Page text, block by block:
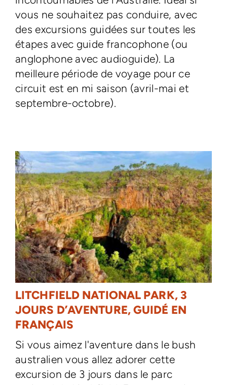
vous ne souhaitez pas conduire, avec
des excursions guidées sur toutes les
étapes avec guide francophone (ou
anglophone avec audioguide). La
meilleure période de voyage pour ce
circuit est en mi saison (avril-mai et
septembre-octobre).
LITCHFIELD NATIONAL PARK, 3
JOURS D’AVENTURE, GUIDÉ EN
FRANÇAIS
Si vous aimez l'aventure dans le bush
australien vous allez adorer cette
excursion de 3 jours dans le parc